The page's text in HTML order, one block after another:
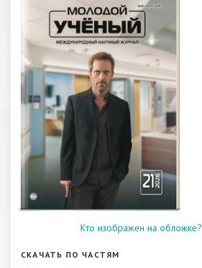
Кто изображен на обложке?
СКАЧАТЬ ПО ЧАСТЯМ